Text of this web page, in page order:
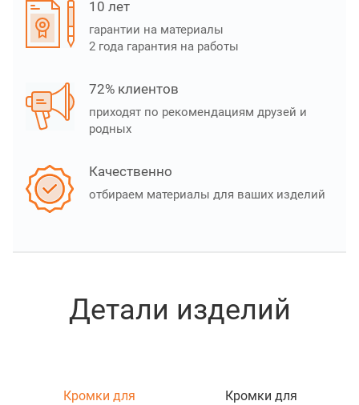
10 лет
гарантии на материалы
2 года гарантия на работы
72% клиентов
приходят по рекомендациям друзей и
родных
Качественно
отбираем материалы для ваших изделий
Детали изделий
Кромки для
Кромки для